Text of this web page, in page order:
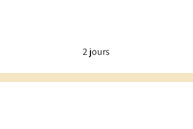
2 jours